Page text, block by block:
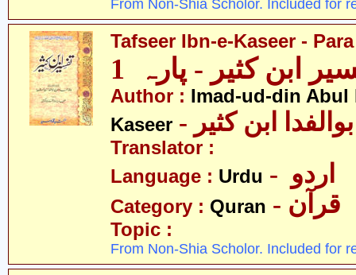
From Non-Shia Scholor. Included for
Tafseer Ibn-e-Kaseer -
ابن کثیر - پارہ 1
Author : Imad-ud-din Abul
Kaseer
ابن کثیر
Translator :
Language : Urdu
Category : Quran - قرآن
Topic :
From Non-Shia Scholor. Included for